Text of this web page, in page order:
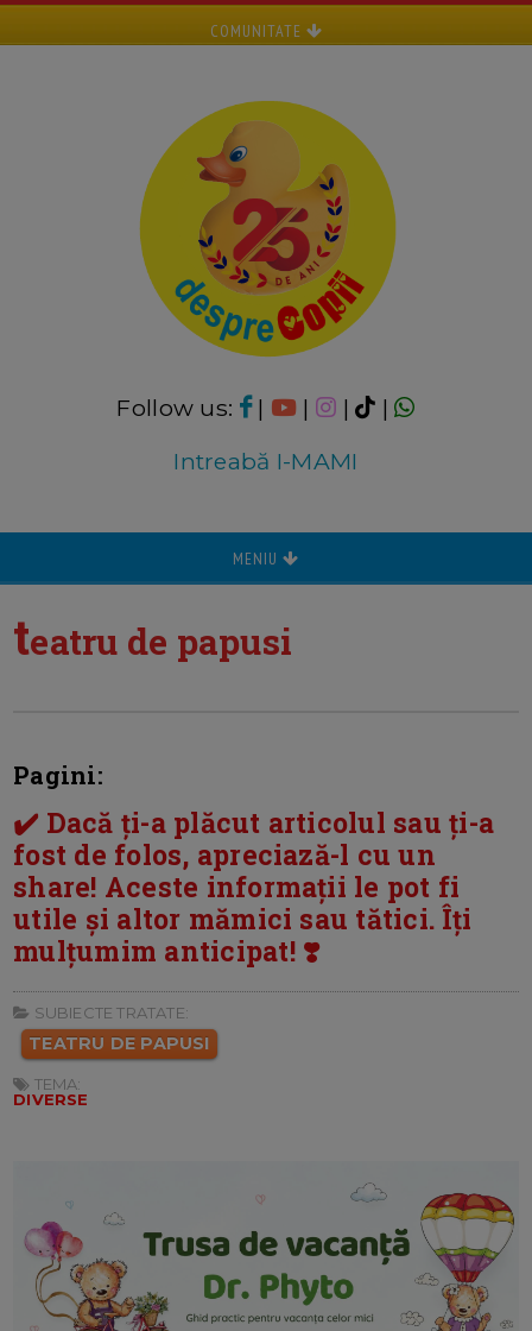
COMUNITATE
Follow us: | | |
|
Intreabă I-MAMI
MENIU
teatru de papusi
Pagini:
✔️ Dacă ți-a plăcut articolul sau ți-a
fost de folos, apreciază-l cu un
share! Aceste informații le pot fi
utile și altor mămici sau tătici. Îți
mulțumim anticipat! ❣️
SUBIECTE TRATATE:
TEATRU DE PAPUSI
TEMA:
DIVERSE